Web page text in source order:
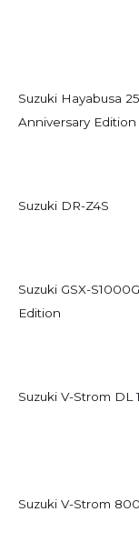
Suzuki Hayabusa
Anniversary Edition
Suzuki DR-Z4S
Suzuki GSX-
Edition
Suzuki V-Strom DL
Suzuki V-Strom 800